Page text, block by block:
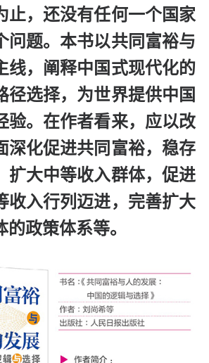
止，还没有任何一个国家
问题。本书以共同富裕与
线，阐释中国式现代化的
径选择，为世界提供中国
验。在作者看来，应以改
深化促进共同富裕，稳存
扩大中等收入群体，促进
收入行列迈进，完善扩大
政策体系等。